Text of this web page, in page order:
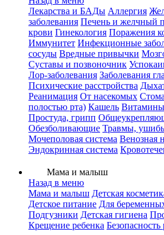
Лекарства и БАДы Аллергия
заболевания Печень и желчный
крови Гинекология Поражения
Иммунитет Инфекционные
сосуды Вредные привычки
Суставы и позвоночник
Лор-заболевания Заболевания
Психические расстройства
Реанимация От насекомых
полостью рта) Кашель
Простуда, грипп
Обезболивающие Травмы,
Мочеполовая система Венозная
Эндокринная система
Мама и малыш
Назад в меню
Мама и малыш Детская
Детское питание Для
Подгузники Детская гигиена
Крещение ребенка Безопасность